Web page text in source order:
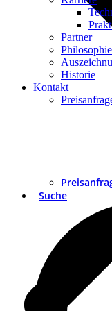
Suche
Partner
Historie
Kontakt